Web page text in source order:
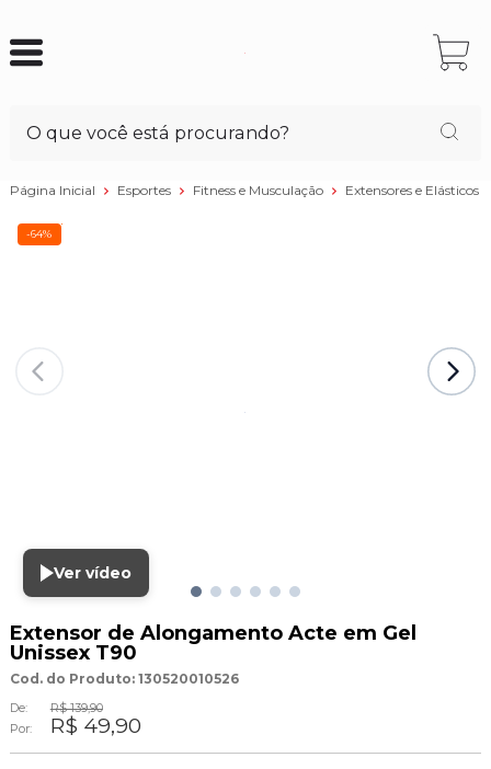
Página Inicial Esportes Fitness e Musculação Extensores e Elásticos
-64%
Ver vídeo
Extensor de Alongamento Acte em Gel
Unissex T90
Cod. do Produto: 130520010526
De:
R$ 139,90
Por:
R$ 49,90